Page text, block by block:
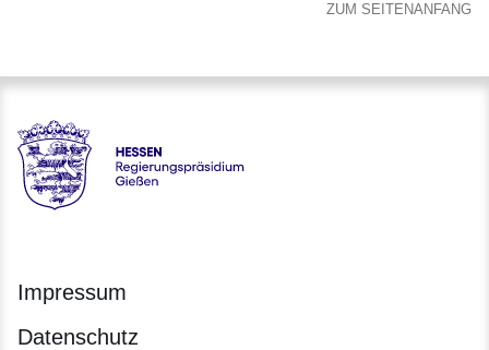
ZUM SEITENANFANG
Hessen - Regierungspräsidium Gießen
Impressum
Datenschutz